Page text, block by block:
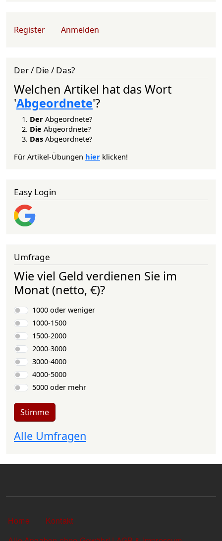
User account menu
Register Anmelden
Der / Die / Das?
Welchen Artikel hat das Wort
'Abgeordnete'?
Der Abgeordnete?
Die Abgeordnete?
Das Abgeordnete?
Für Artikel-Übungen hier klicken!
Easy Login
Umfrage
Wie viel Geld verdienen Sie im
Monat (netto, €)?
Auswahlmöglichkeiten
1000 oder weniger
1000-1500
1500-2000
2000-3000
3000-4000
4000-5000
5000 oder mehr
Stimme
Alle Umfragen
Sekundärlinks
Home
Kontakt